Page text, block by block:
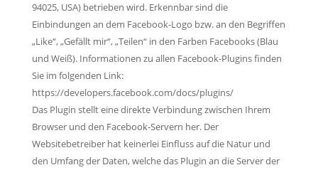
94025, USA) betrieben wird. Erkennbar sind die
Einbindungen an dem Facebook-Logo bzw. an den Begriffen
„Like“, „Gefällt mir“, „Teilen“ in den Farben Facebooks (Blau
und Weiß). Informationen zu allen Facebook-Plugins finden
Sie im folgenden Link:
https://developers.facebook.com/docs/plugins/
Das Plugin stellt eine direkte Verbindung zwischen Ihrem
Browser und den Facebook-Servern her. Der
Websitebetreiber hat keinerlei Einfluss auf die Natur und
den Umfang der Daten, welche das Plugin an die Server der